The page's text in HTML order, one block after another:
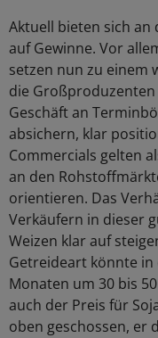
Aktuell bieten sich an
auf Gewinne. Vor
setzen nun zu einem
die
Geschäft an
absichern, klar
Commercials gelten
an den
orientieren. Das
Verkäufern in dieser
Weizen klar auf
Getreideart könnte
Monaten um 30 bis
auch der Preis für
oben geschossen, er